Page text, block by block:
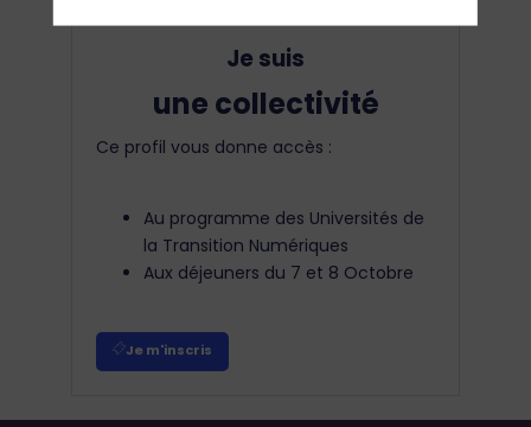
Je suis
une collectivité
Ce profil vous donne accès :
Au programme des Universités de
la Transition Numériques
Aux déjeuners du 7 et 8 Octobre
Je m'inscris